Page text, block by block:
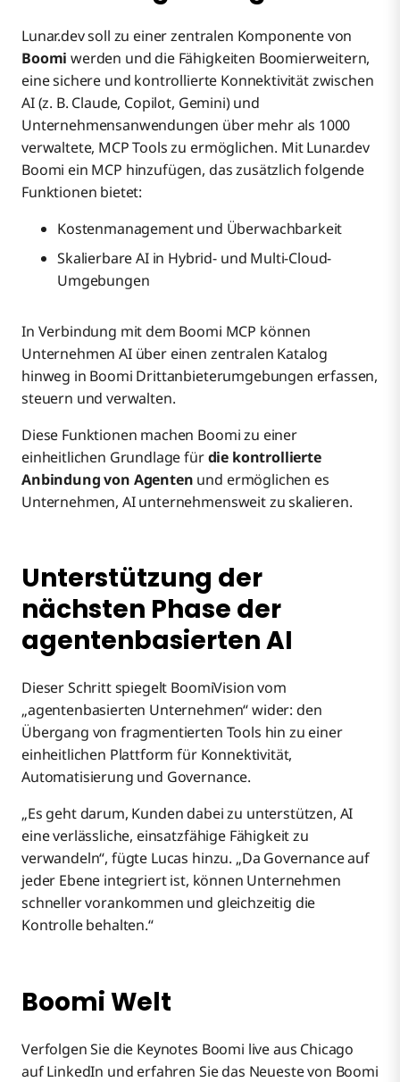
Lunar.dev soll zu einer zentralen Komponente von
Boomiwerden und die Fähigkeiten Boomierweitern,
eine sichere und kontrollierte Konnektivität zwischen
AI (z. B. Claude, Copilot, Gemini) und
Unternehmensanwendungen über mehr als 1000
verwaltete, MCP Tools zu ermöglichen. Mit Lunar.dev
Boomi ein MCP hinzufügen, das zusätzlich folgende
Funktionen bietet:
Kostenmanagement und Überwachbarkeit
Skalierbare AI in Hybrid- und Multi-Cloud-
Umgebungen
In Verbindung mit dem Boomi MCP können
Unternehmen AI über einen zentralen Katalog
hinweg in Boomi Drittanbieterumgebungen erfassen,
steuern und verwalten.
Diese Funktionen machen Boomi zu einer
einheitlichen Grundlage fürdie kontrollierte
Anbindung von Agenten und ermöglichen es
Unternehmen, AI unternehmensweit zu skalieren.
Unterstützung der
nächsten Phase der
agentenbasierten AI
Dieser Schritt spiegelt BoomiVision vom
„agentenbasierten Unternehmen“ wider: den
Übergang von fragmentierten Tools hin zu einer
einheitlichen Plattform für Konnektivität,
Automatisierung und Governance.
„Es geht darum, Kunden dabei zu unterstützen, AI
eine verlässliche, einsatzfähige Fähigkeit zu
verwandeln“, fügte Lucas hinzu. „Da Governance auf
jeder Ebene integriert ist, können Unternehmen
schneller vorankommen und gleichzeitig die
Kontrolle behalten.“
Boomi Welt
Verfolgen Sie die Keynotes Boomi live aus Chicago
auf LinkedIn und erfahren Sie das Neueste von Boomi